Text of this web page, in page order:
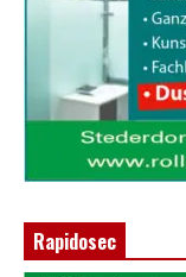
Rapidosec